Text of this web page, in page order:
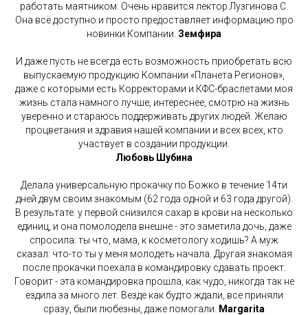
работать маятником. Очень нравится лектор Лузгинова С.
Она всё доступно и просто предоставляет информацию про
новинки Компании. Земфира
И даже пусть не всегда есть возможность приобретать всю
выпускаемую продукцию Компании «Планета Регионов»,
даже с которыми есть Корректорами и КФС-браслетами моя
жизнь стала намного лучше, интереснее, смотрю на жизнь
уверенно и стараюсь поддерживать других людей. Желаю
процветания и здравия нашей компании и всех всех, кто
участвует в создании продукции.
Любовь Шубина
Делала универсальную прокачку по Божко в течение 14ти
дней двум своим знакомым (62 года одной и 63 года другой).
В результате: у первой снизился сахар в крови на несколько
единиц, и она помолодела внешне - это заметила дочь, даже
спросила: ты что, мама, к косметологу ходишь? А муж
сказал: что-то ты у меня молодеть начала. Другая знакомая
после прокачки поехала в командировку сдавать проект.
Говорит - эта командировка прошла, как чудо, никогда так не
ездила за много лет. Везде как будто ждали, все приняли
сразу, были любезны, даже помогали.
Margarita